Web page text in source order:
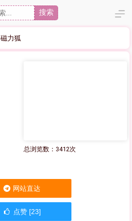
搜索
磁力狐
总浏览数：3412次
网站直达
点赞 [23]